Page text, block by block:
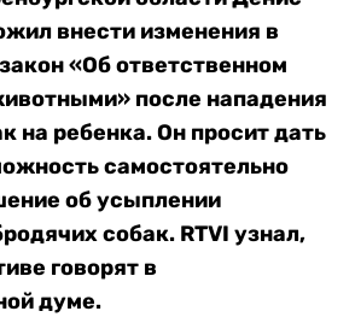
внести изменения в
«Об ответственном
после нападения
на ребенка. Он просит дать
самостоятельно
об усыплении
собак. RTVI узнал,
говорят в
думе.